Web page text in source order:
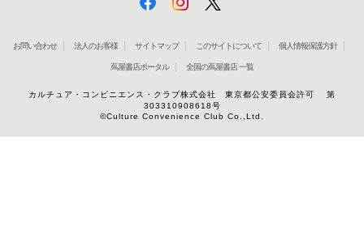
お問い合わせ 法人のお客様 サイトマップ このサイトについて 個人情報保護方針
蔦屋書店ポータル 全国の蔦屋書店 一覧
カルチュア・コンビニエンス・クラブ株式会社 東京都公安委員会許可 第
303310908618号
©Culture Convenience Club Co.,Ltd.